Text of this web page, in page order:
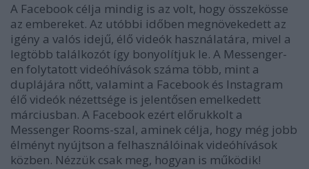
A Facebook célja mindig is az volt, hogy összekösse
az embereket. Az utóbbi időben megnövekedett az
igény a valós idejű, élő videók használatára, mivel a
legtöbb találkozót így bonyolítjuk le. A Messenger-
en folytatott videóhívások száma több, mint a
duplájára nőtt, valamint a Facebook és Instagram
élő videók nézettsége is jelentősen emelkedett
márciusban. A Facebook ezért előrukkolt a
Messenger Rooms-szal, aminek célja, hogy még jobb
élményt nyújtson a felhasználóinak videóhívások
közben. Nézzük csak meg, hogyan is működik!